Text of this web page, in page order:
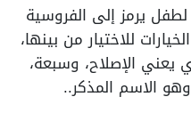
لطفل يرمز إلى الفروسية
للاختيار من بينها،
يعني الإصلاح، وسبعة،
الاسم المذكر..